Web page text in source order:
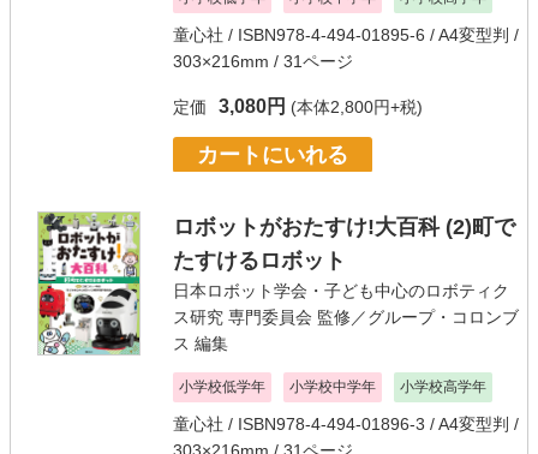
童心社 / ISBN978-4-494-01895-6 / A4変型判 /
303×216mm / 31ページ
定価 3,080円 (本体2,800円+税)
カートにいれる
ロボットがおたすけ!大百科 (2)町で
たすけるロボット
日本ロボット学会・子ども中心のロボティク
ス研究 専門委員会 監修／グループ・コロンブ
ス 編集
小学校低学年 小学校中学年 小学校高学年
童心社 / ISBN978-4-494-01896-3 / A4変型判 /